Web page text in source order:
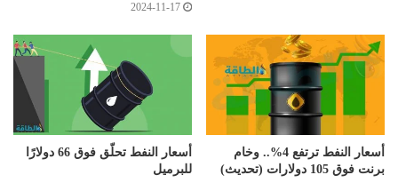
2024-11-17
أسعار النفط ترتفع 4%.. وخام
برنت فوق 105 دولارات (تحديث)
أسعار النفط تحلّق فوق 66 دولارًا
للبرميل